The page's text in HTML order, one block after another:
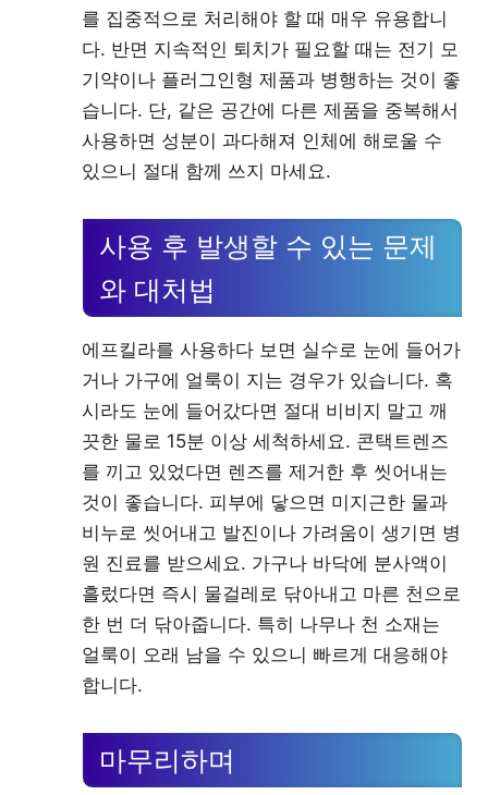
를 집중적으로 처리해야 할 때 매우 유용합니
다. 반면 지속적인 퇴치가 필요할 때는 전기 모
기약이나 플러그인형 제품과 병행하는 것이 좋
습니다. 단, 같은 공간에 다른 제품을 중복해서
사용하면 성분이 과다해져 인체에 해로울 수
있으니 절대 함께 쓰지 마세요.
사용 후 발생할 수 있는 문제
와 대처법
에프킬라를 사용하다 보면 실수로 눈에 들어가
거나 가구에 얼룩이 지는 경우가 있습니다. 혹
시라도 눈에 들어갔다면 절대 비비지 말고 깨
끗한 물로 15분 이상 세척하세요. 콘택트렌즈
를 끼고 있었다면 렌즈를 제거한 후 씻어내는
것이 좋습니다. 피부에 닿으면 미지근한 물과
비누로 씻어내고 발진이나 가려움이 생기면 병
원 진료를 받으세요. 가구나 바닥에 분사액이
흘렀다면 즉시 물걸레로 닦아내고 마른 천으로
한 번 더 닦아줍니다. 특히 나무나 천 소재는
얼룩이 오래 남을 수 있으니 빠르게 대응해야
합니다.
마무리하며